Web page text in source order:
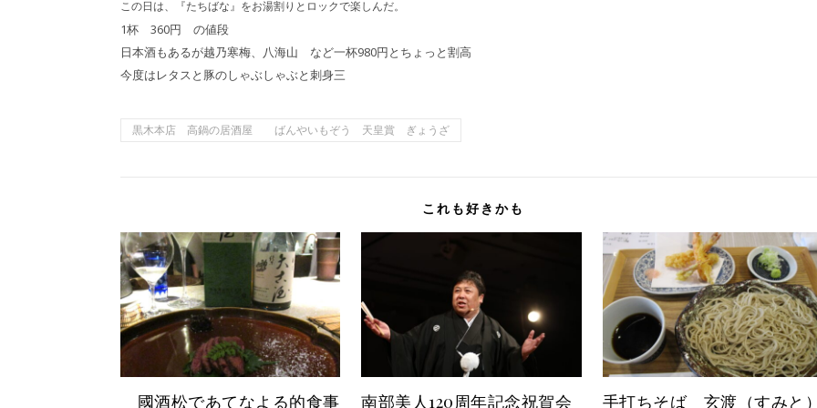
この日は、『たちばな』をお湯割りとロックで楽しんだ。
1杯 360円 の値段
日本酒もあるが越乃寒梅、八海山 など一杯980円とちょっと割高
今度はレタスと豚のしゃぶしゃぶと刺身三
黒木本店 高鍋の居酒屋 ばんやいもぞう 天皇賞 ぎょうざ
これも好きかも
國酒松であてなよる的食事 南部美人120周年記念祝賀会 手打ちそば 玄渡（すみと